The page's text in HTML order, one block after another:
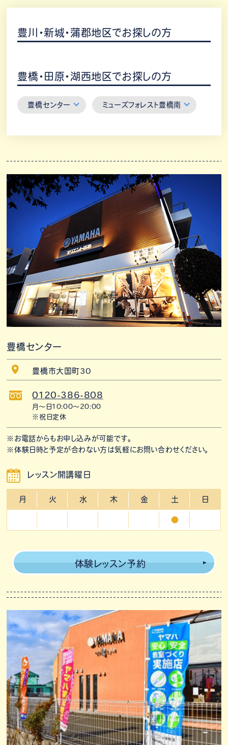
豊川・新城・蒲郡地区でお探しの方
豊橋・田原・湖西地区でお探しの方
豊橋センター ミューズフォレスト豊橋南
豊橋センター
豊橋市大国町30
0120-386-808
月〜日10:00〜20:00
※祝日定休
※お電話からもお申し込みが可能です。
※体験日時と予定が合わない方は気軽にお問い合わせください。
レッスン開講曜日
月 火 水 木 金 土 日
●
体験レッスン予約